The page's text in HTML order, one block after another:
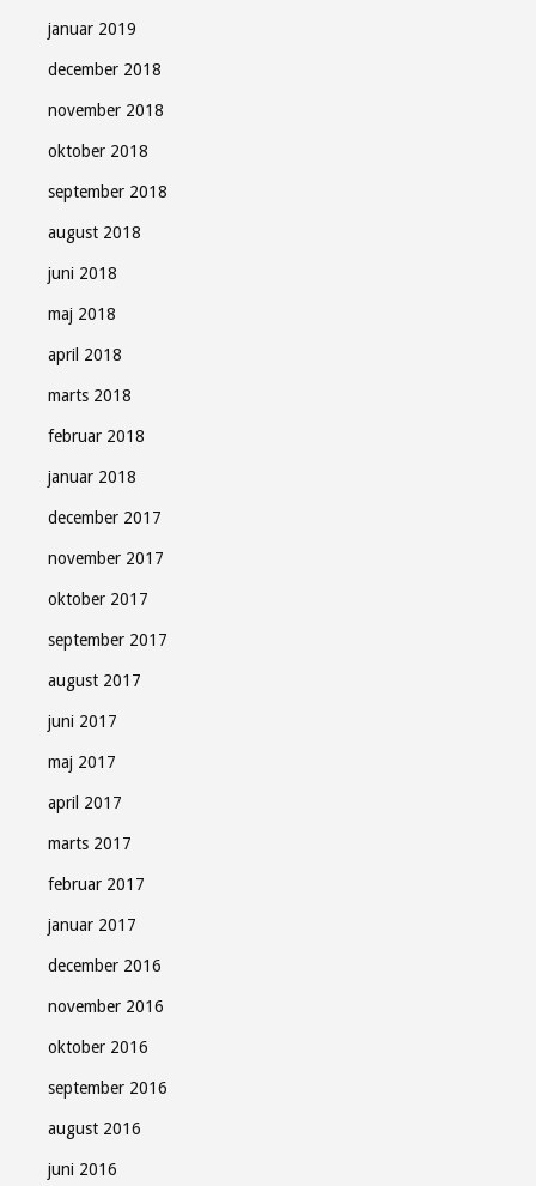
januar 2019
december 2018
november 2018
oktober 2018
september 2018
august 2018
juni 2018
maj 2018
april 2018
marts 2018
februar 2018
januar 2018
december 2017
november 2017
oktober 2017
september 2017
august 2017
juni 2017
maj 2017
april 2017
marts 2017
februar 2017
januar 2017
december 2016
november 2016
oktober 2016
september 2016
august 2016
juni 2016